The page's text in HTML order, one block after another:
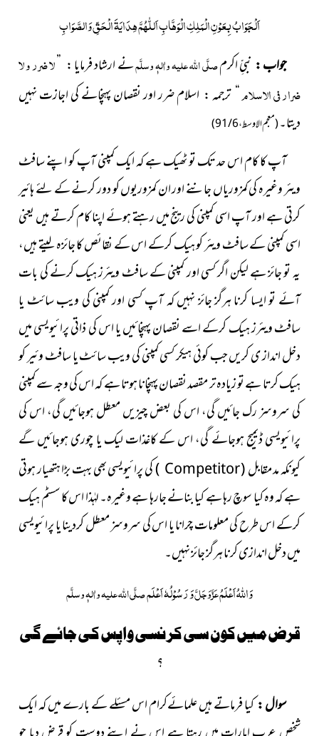
اَلْجَوَابُ بِعَوْنِ الْمَلِکِ الْوَھَّابِ اَللّٰھُمَّ ھِدَایَۃَ الْحَقِّ وَالصَّوَابِ
جواب : نبیِّ اکرمصلَّی اللہ علیہ واٰلہٖ وسلَّمنے ارشاد فرمایا : ”لا ضرر و لا
ضرار فی الاسلام“ ترجمہ : اسلام ضرر اور نقصان پہنچانے کی اجازت نہیں
دیتا۔( معجم الاوسط، 6 / 91 )
آپ کا کام اس حد تک تو ٹھیک ہے کہ ایک کمپنی آپ کو اپنے سافٹ
ویئر وغیرہ کی کمزوریاں جاننے اور ان کمزوریوں کو دور کرنے کے لئے ہائیر
کرتی ہے اور آپ اسی کمپنی کی رینج میں رہتے ہوئے اپنا کام کرتے ہیں یعنی
اسی کمپنی کے سافٹ ویئر کو ہیک کرکے اس کے نقائص کا جائزہ لیتے ہیں،
یہ تو جائز ہے لیکن اگر کسی اور کمپنی کے سافٹ ویئرز ہیک کرنے کی بات
آئے تو ایسا کرنا ہرگز جائز نہیں کہ آپ کسی اور کمپنی کی ویب سائٹ یا
سافٹ ویئرز ہیک کرکے اسے نقصان پہنچائیں یا اس کی ذاتی پرائیویسی میں
دخل انداز ی کریں جب کوئی ہیکر کسی کمپنی کی ویب سائٹ یا سافٹ وئیر کو
ہیک کرتا ہے تو زیادہ تر مقصد نقصان پہنچانا ہوتا ہے کہ اس کی وجہ سے کمپنی
کی سروسز رک جائیں گی، اس کی بعض چیزیں معطل ہوجائیں گی، اس کی
پرائیویسی ڈیمیج ہوجائے گی، اس کے کاغذات لیک یا چوری ہوجائیں گے
کیونکہ مدمقابل (Competitor ) کی پرائیویسیبھی بہت بڑا ہتھیار ہوتی
ہے کہ وہ کیا سوچ رہا ہے کیا بنانے جارہا ہے وغیرہ۔ لہٰذا اس کا سسٹم ہیک
کرکے اس طرح کی معلومات چرانا یا اس کی سروسز معطل کردینا یا پرائیویسی
میں دخل اندازی کرنا ہرگز جائز نہیں۔
وَاللہُ اَعْلَمُعَزَّوَجَلَّوَ رَسُوْلُہٗ اَعْلَمصلَّی اللہ علیہ واٰلہٖ وسلَّم
قرض میں کون سی کرنسی واپس کی جائے گی
؟
سوال :کیا فرماتے ہیں علمائےکرام اس مسئلے کے بارے میں کہ ایک